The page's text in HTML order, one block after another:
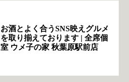
お酒とよく合うSNS映えグルメ
を取り揃えております | 全席個
室 ウメ子の家 秋葉原駅前店